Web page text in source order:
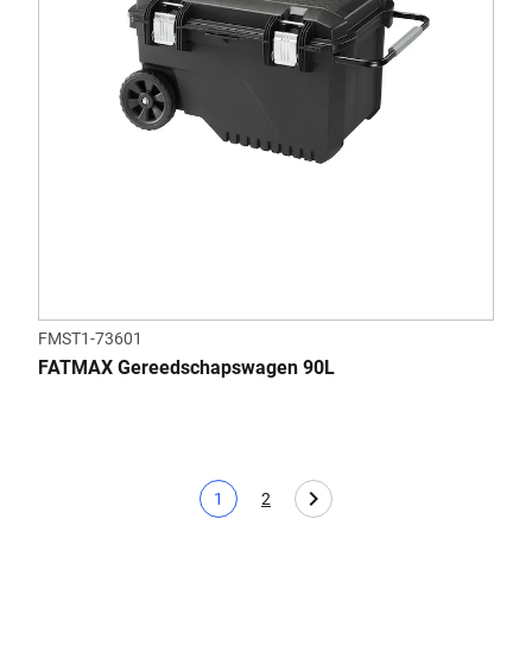
FMST1-73601
FATMAX Gereedschapswagen 90L
Huidige pagina
1
Page
2